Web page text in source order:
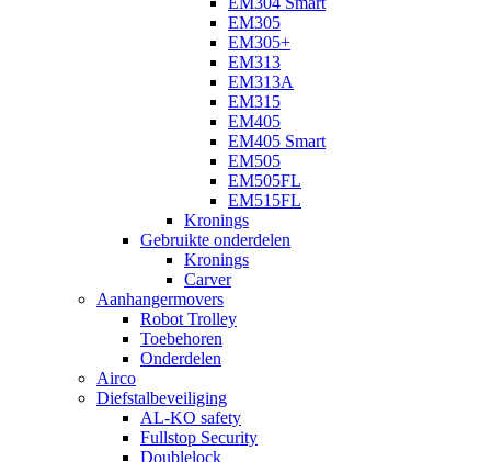
EM305
EM305+
EM313
EM313A
EM315
EM405
EM405 Smart
EM505
EM505FL
EM515FL
Kronings
Gebruikte onderdelen
Kronings
Carver
Aanhangermovers
Robot Trolley
Toebehoren
Onderdelen
Airco
Diefstalbeveiliging
AL-KO safety
Fullstop Security
Doublelock